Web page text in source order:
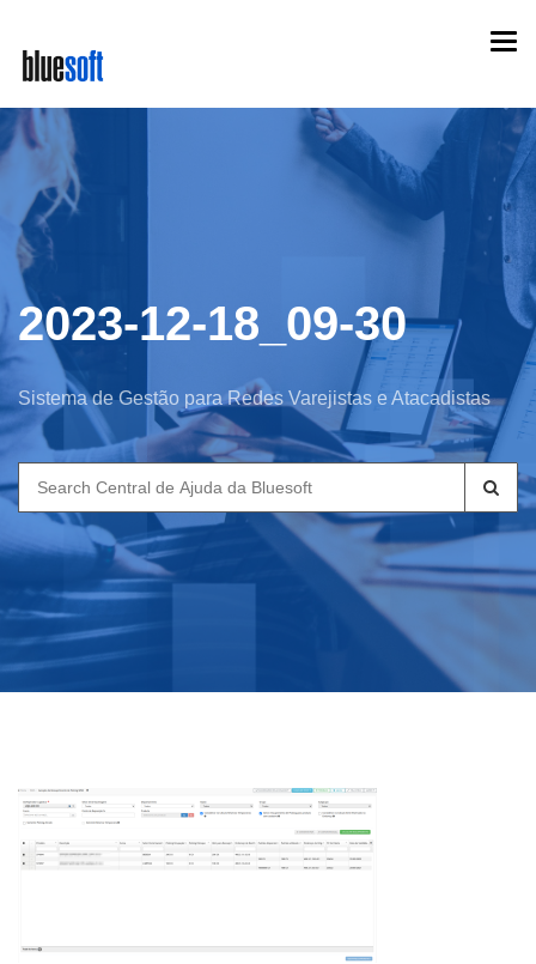
main
content
2023-12-18_09-30
Sistema de Gestão para Redes Varejistas e Atacadistas
Search
for: